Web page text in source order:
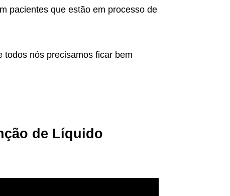
pacientes que estão em processo de
todos nós precisamos ficar bem
de Líquido